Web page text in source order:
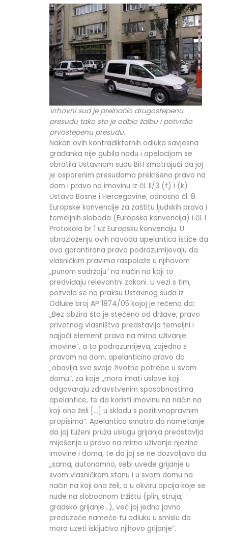
Vrhovni sud je preinačio drugostepenu
presudu tako sto je odbio žalbu i potvrdio
prvostepenu presudu.
Nakon ovih kontradiktornih odluka savjesna
građanka nije gubila nadu i apelacijom se
obratila Ustavnom sudu BiH smatrajući da joj
je osporenim presudama prekršeno pravo na
dom i pravo na imovinu iz čl. Il/3 (f) i (k)
Ustava Bosne i Hercegovine, odnosno čl. 8.
Europske konvencije za zaštitu ljudskih prava i
temeljnih sloboda (Europska konvencija) i čl. I
Protokola br 1 uz Europsku konvenciju. U
obrazloženju ovih navoda apelantica ističe da
ova garantirana prava podrazumijevaju da
vlasničkim pravima raspolaže u njihovom
„punom sadržaju“ na način na koji to
predviđaju relevantni zakoni. U vezi s tim,
pozvala se na praksu Ustavnog suda iz
Odluke broj AP 1874/05 kojoj je rečeno da:
„Bez obzira što je stečeno od države, pravo
privatnog vlasništva predstavlja temeljni i
najjači element prava na mirno uživanje
imovine“, a to podrazumijeva, zajedno s
pravom na dom, apelanticino pravo da
„obavlja sve svoje životne potrebe u svom
domu“, za koje „mora imati uslove koji
odgovaraju zdravstvenim sposobnostima
apelantice, te da koristi imovinu na način na
koji ona želi […] u skladu s pozitivnopravnim
propisima“. Apelantica smatra da nametanje
da joj tuženi pruža uslugu grijanja predstavlja
miješanje u pravo na mirno uživanje njezine
imovine i doma, te da joj se ne dozvoljava da
„sama, autonomno, sebi uvede grijanje u
svom vlasničkom stanu i u svom domu na
način na koji ona želi, a u okviru opcija koje se
nude na slobodnom tržištu (plin, struja,
gradsko grijanje…), već joj jedno javno
preduzeće nameće tu odluku u smislu da
mora uzeti isključivo njihovo grijanje“.